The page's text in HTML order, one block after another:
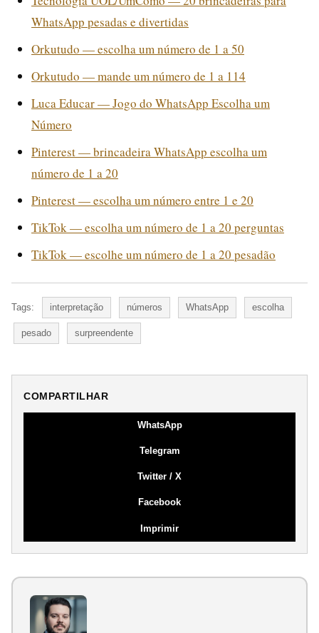
WhatsApp pesadas e divertidas
Orkutudo — escolha um número de 1 a 50
Orkutudo — mande um número de 1 a 114
Luca Educar — Jogo do WhatsApp Escolha um
Número
Pinterest — brincadeira WhatsApp escolha um
número de 1 a 20
Pinterest — escolha um número entre 1 e 20
TikTok — escolha um número de 1 a 20 perguntas
TikTok — escolhe um número de 1 a 20 pesadão
Tags: interpretação números WhatsApp escolha
pesado surpreendente
COMPARTILHAR
WhatsApp
Telegram
Twitter / X
Facebook
Imprimir